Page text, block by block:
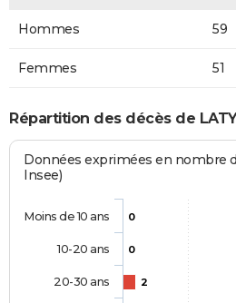
Hommes 59
Femmes 51
Répartition des décès de
Données exprimées en nombre
Insee)
0
0
2
Moins de 10 ans
10-20 ans
20-30 ans